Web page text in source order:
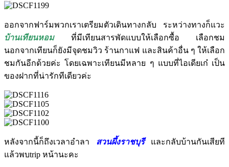
ออกจากฟาร์มพวกเราเตรียมตัวเดินทางกลับ ระหว่างทางก็แวะ
บ้านเทียนหอมที่มีเทียนสารพัดแบบให้เลือกซื้อ เลือกชม
นอกจากเทียนก็ยังมีจุดชมวิว ร้านกาแฟ และสินค้าอื่น ๆ ให้เลือก
ชมกันอีกด้วยค่ะ โดยเฉพาะเทียนมีหลาย ๆ แบบที่ไอเดียเก๋ เป็น
ของฝากที่น่ารักทีเดียวค่ะ
หลังจากนี้ก็ถึงเวลาอำลา สวนผึ้งราชบุรีและกลับบ้านกันเสียที
แล้วพบtrip หน้านะคะ